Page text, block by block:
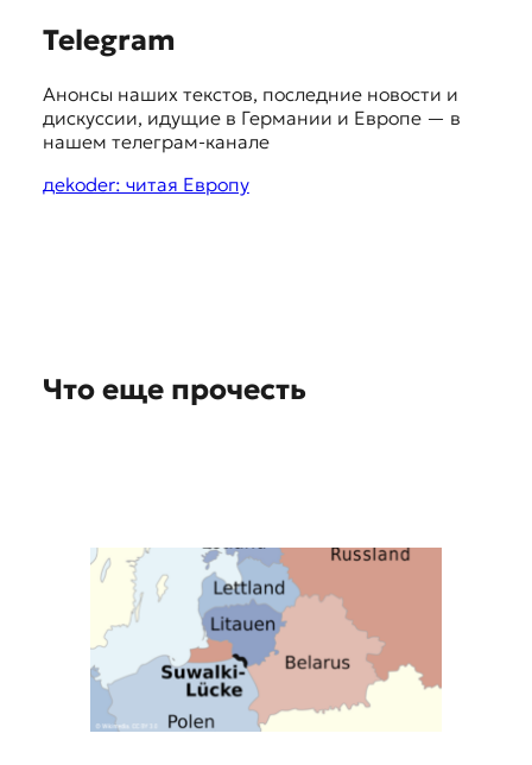
Telegram
Анонсы наших текстов, последние новости и
дискуссии, идущие в Германии и Европе — в
нашем телеграм-канале
дekoder: читая Европу
Что еще прочесть